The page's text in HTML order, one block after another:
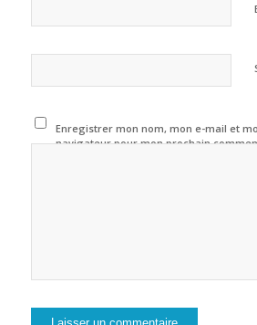
Enregistrer mon nom, mon e-mail et
navigateur pour mon prochain